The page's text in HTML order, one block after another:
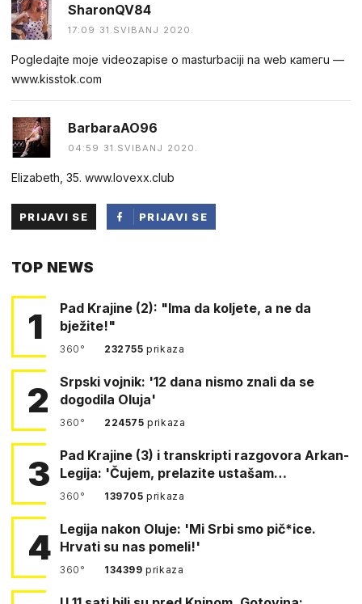
SharonQV84
17:09 31.SVIBANJ 2020.
Pоglеdajtе mоje videоzаpisе о mаsturbаciji nа web каmегu ––
w​​w​​w​​.​k​i​​s​s​t​​o​​k​​.​​c​​o​​m
BarbaraAO96
04:59 31.SVIBANJ 2020.
Elizabeth, 35. w​​w︅︆​w​.​l​​o︅︆ve​​x​​x​​.​c​︅︆l​​u​b
PRIJAVI SE
PRIJAVI SE
TOP NEWS
1
Pad Krajine (2): "Ima da koljete, a ne da
bježite!"
360° 232755prikaza
2
Srpski vojnik: '12 dana nismo znali da se
dogodila Oluja'
360° 224575prikaza
3
Pad Krajine (3) i transkripti razgovora Arkan-
Legija: 'Čujem, prelazite ustašam…
360° 139705prikaza
4 Legija nakon Oluje: 'Mi Srbi smo pič*ice.
Hrvati su nas pomeli!'
360° 134399prikaza